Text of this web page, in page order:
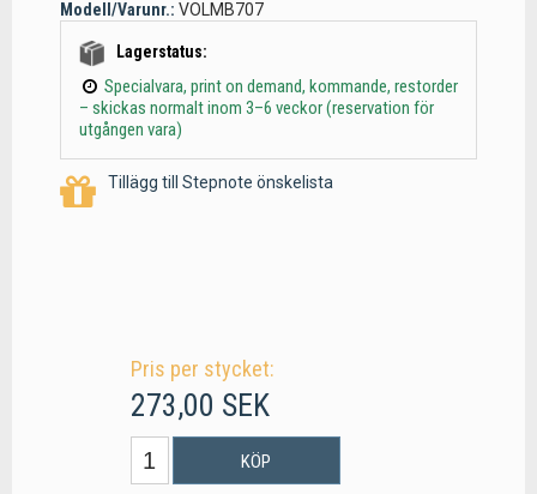
Modell/Varunr.: VOLMB707
Lagerstatus:
Specialvara, print on demand, kommande, restorder
– skickas normalt inom 3–6 veckor (reservation för
utgången vara)
Tillägg till Stepnote önskelista
Pris per stycket:
273,00 SEK
KÖP